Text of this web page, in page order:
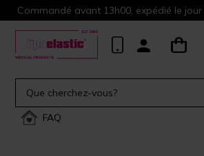
Commandé avant 13h00, expédié le
FAQ